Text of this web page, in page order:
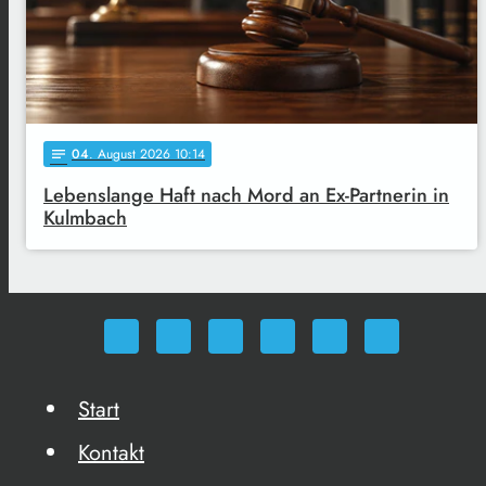
notes 04. August 2026 10:14
Lebenslange Haft nach Mord an Ex-Partnerin in
Kulmbach
Start
Kontakt